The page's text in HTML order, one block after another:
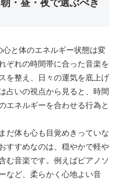
・昼・夜で選ぶべき
と体のエネルギー状態は変
ぞれの時間帯に合った音楽を
を整え、日々の運気を底上げ
占いの視点から見ると、時間
エネルギーを合わせる行為と
だ体も心も目覚めきっていな
すすめなのは、穏やかで軽や
む音楽です。例えばピアノソ
など、柔らかく心地よい音